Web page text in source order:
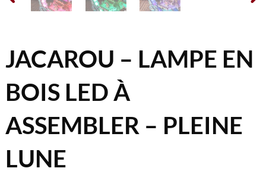
JACAROU – LAMPE EN
BOIS LED À
ASSEMBLER – PLEINE
LUNE